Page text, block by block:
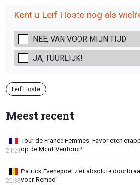
Kent u Leif Hoste nog als
NEE, VAN VOOR MIJN TIJD
JA, TUURLIJK!
Leif Hoste
Meest recent
Tour de France Femmes: Favorieten
op de Mont Ventoux?
21:21
Patrick Evenepoel ziet absolute
voor Remco"
20:33